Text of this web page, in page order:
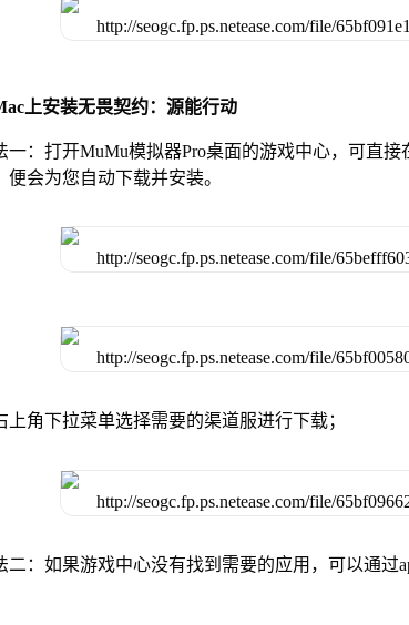
上安装无畏契约：源能行动
一：打开MuMu模拟器Pro桌面的游戏中心，可直
便会为您自动下载并安装。
上角下拉菜单选择需要的渠道服进行下载；
二：如果游戏中心没有找到需要的应用，可以通过